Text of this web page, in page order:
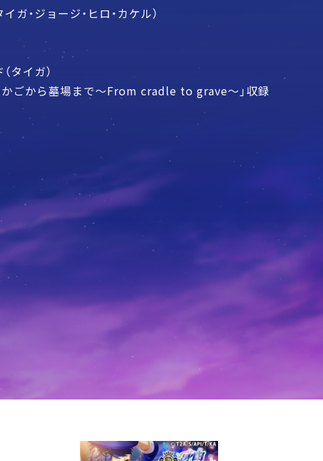
ガ・ジョージ・ヒロ・カケル）
タイガ）
かごから墓場まで～From cradle to grave～」収録